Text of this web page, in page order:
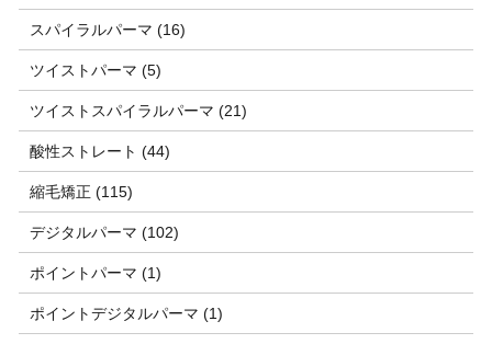
スパイラルパーマ (16)
ツイストパーマ (5)
ツイストスパイラルパーマ (21)
酸性ストレート (44)
縮毛矯正 (115)
デジタルパーマ (102)
ポイントパーマ (1)
ポイントデジタルパーマ (1)